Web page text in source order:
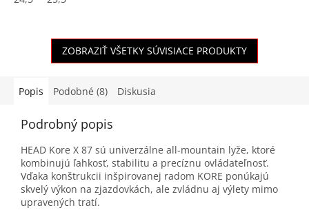
ZOBRAZIŤ VŠETKY SÚVISIACE PRODUKTY
Popis Podobné (8) Diskusia
Podrobný popis
HEAD Kore X 87 sú univerzálne all-mountain lyže, ktoré
kombinujú ľahkosť, stabilitu a precíznu ovládateľnosť.
Vďaka konštrukcii inšpirovanej radom KORE ponúkajú
skvelý výkon na zjazdovkách, ale zvládnu aj výlety mimo
upravených tratí.